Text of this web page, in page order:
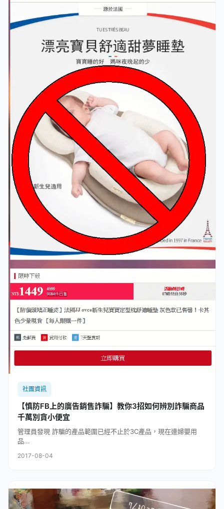
社團資訊
【慎防FB上的廣告銷售詐騙】教你3招如何辨別詐騙商品
千萬別貪小便宜
管理員發現 詐騙的產品範圍已經不止於3C產品，現在連婦嬰用
品...
2017-08-04